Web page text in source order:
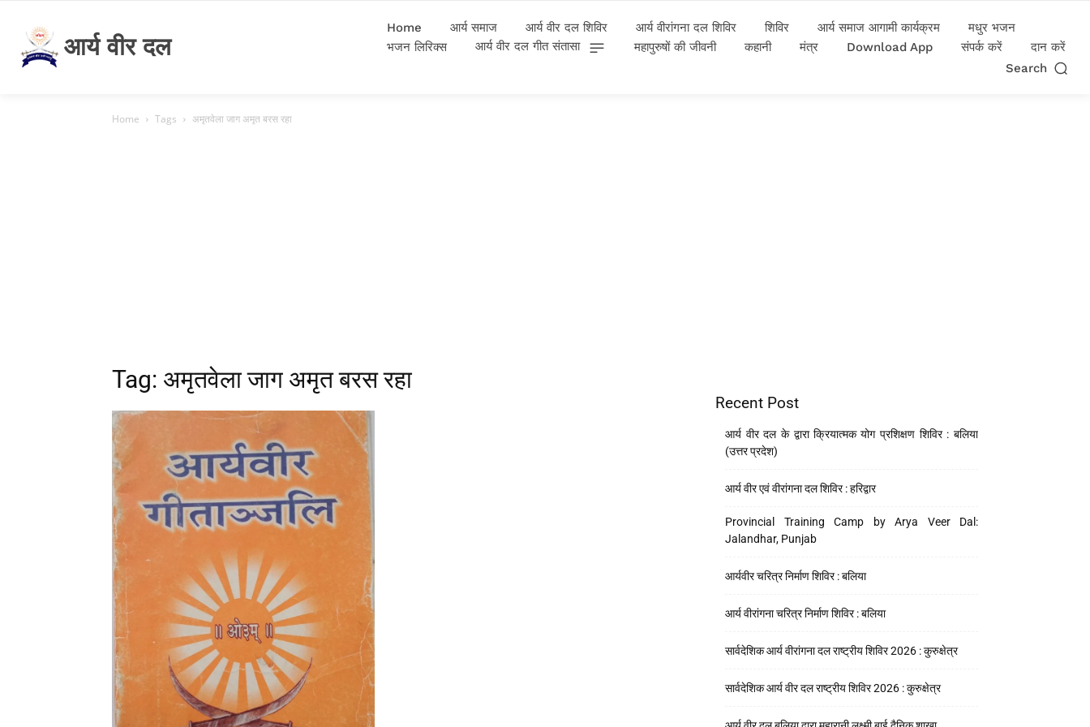
आर्य वीर दल
Home आर्य समाज आर्य वीर दल शिविर आर्य वीरांगना दल शिविर शिविर आर्य समाज आगामी कार्यक्रम
मधुर भजन
भजन लिरिक्स
आर्य वीर दल गीत संतासा महापुरुषों की जीवनी कहानी मंत्र Download App संपर्क करें
दान करें
Search
Home Tags अमृतवेला जाग अमृत बरस रहा
Tag: अमृतवेला जाग अमृत बरस रहा
Recent Post
आर्य वीर दल के द्वारा क्रियात्मक योग प्रशिक्षण शिविर : बलिया
(उत्तर प्रदेश)
आर्य वीर एवं वीरांगना दल शिविर : हरिद्वार
Provincial Training Camp by Arya Veer Dal:
Jalandhar, Punjab
आर्यवीर चरित्र निर्माण शिविर : बलिया
आर्य वीरांगना चरित्र निर्माण शिविर : बलिया
सार्वदेशिक आर्य वीरांगना दल राष्ट्रीय शिविर 2026 : कुरुक्षेत्र
सार्वदेशिक आर्य वीर दल राष्ट्रीय शिविर 2026 : कुरुक्षेत्र